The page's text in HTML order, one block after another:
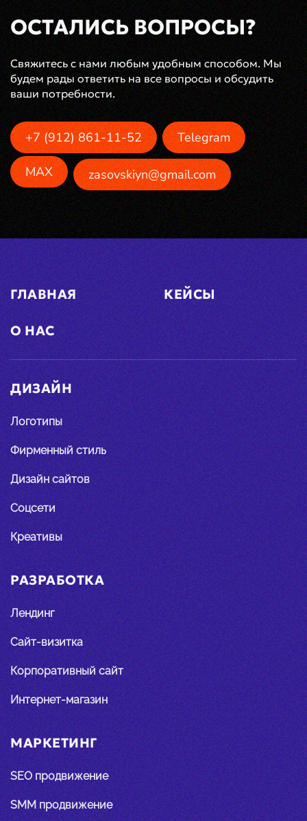
ОСТАЛИСЬ ВОПРОСЫ?
Свяжитесь с нами любым удобным способом. Мы
будем рады ответить на все вопросы и обсудить
ваши потребности.
+7 (912) 861-11-52 Telegram
MAX zasovskiyn@gmail.com
ГЛАВНАЯ КЕЙСЫ
О НАС
ДИЗАЙН
Логотипы
Фирменный стиль
Дизайн сайтов
Соцсети
Креативы
РАЗРАБОТКА
Лендинг
Сайт-визитка
Корпоративный сайт
Интернет-магазин
МАРКЕТИНГ
SEO продвижение
SMM продвижение